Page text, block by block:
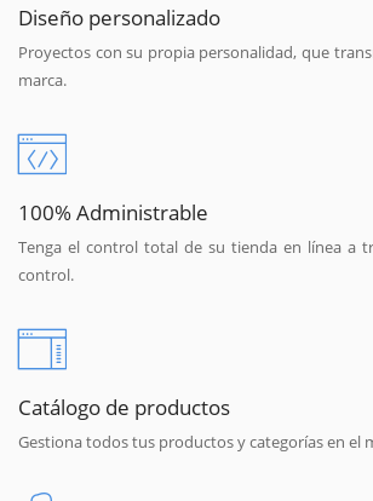
Diseño personalizado
Proyectos con su propia personalidad, que
marca.
100% Administrable
Tenga el control total de su tienda en línea a
control.
Catálogo de productos
Gestiona todos tus productos y categorías en el